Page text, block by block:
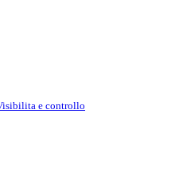
e controllo